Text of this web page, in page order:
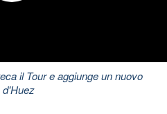
il Tour e aggiunge un nuovo
d'Huez